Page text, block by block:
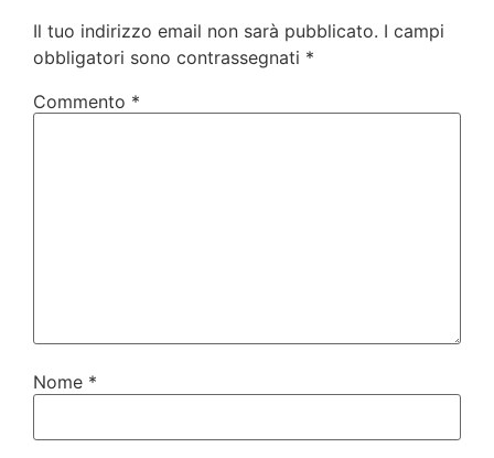
Il tuo indirizzo email non sarà pubblicato. I campi
obbligatori sono contrassegnati *
Commento *
Nome *